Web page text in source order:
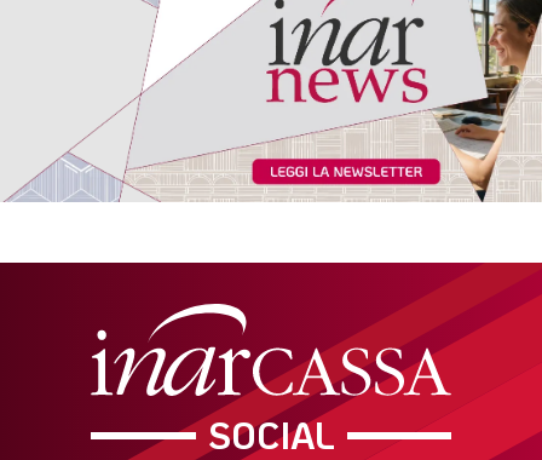
SOCIAL